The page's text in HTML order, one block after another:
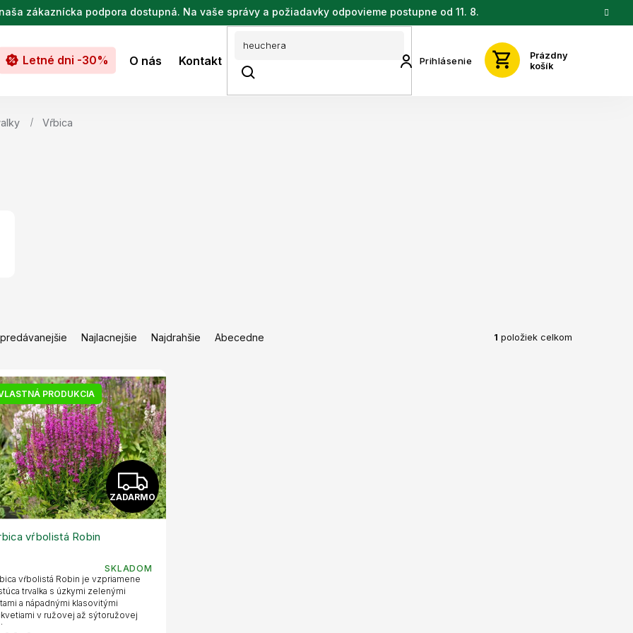
zákaznícka podpora dostupná. Na vaše správy a požiadavky odpovieme postupne od 11. 8.
Prihlásenie
Prázdny
košík
Letné dni -30% O nás Kontakt
Vŕbica
Najlacnejšie Najdrahšie Abecedne 1 položiek celkom
PRODUKCIA
Z
A
A
ZADARMO
vŕbolistá Robin
SKLADOM
vŕbolistá Robin je vzpriamene
trvalka s úzkymi zelenými
a nápadnými klasovitými
v ružovej až sýtoružovej